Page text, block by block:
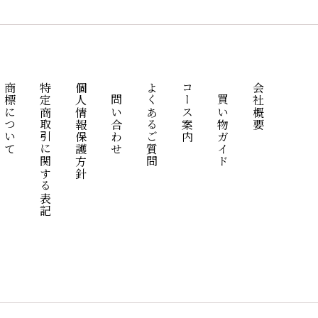
会社概要
お買い物ガイド
コース案内
よくあるご質問
お問い合わせ
個人情報保護方針
特定商取引に関する表記
商標について